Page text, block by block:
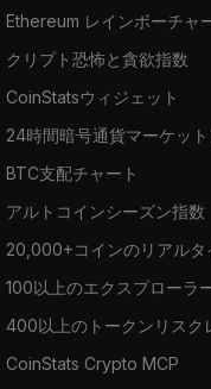
Ethereum レインボーチャ
クリプト恐怖と貪欲指数
CoinStatsウィジェット
24時間暗号通貨マーケット
BTC支配チャート
アルトコインシーズン指数
20,000+コインのリアルタ
100以上のエクスプローラ
400以上のトークンリスク
CoinStats Crypto MCP